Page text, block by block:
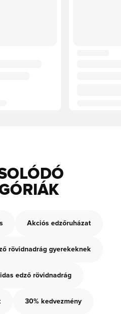
Akciós edzőruházat
rövidnadrág gyerekeknek
edző rövidnadrág
30% kedvezmény